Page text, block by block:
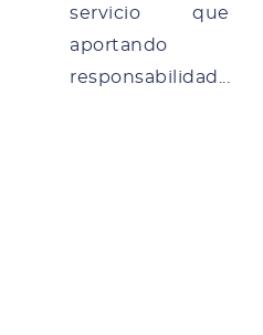
servicio que
aportando
responsabilidad...